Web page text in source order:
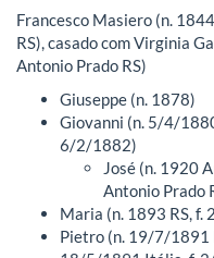
Francesco Masiero (n.
RS), casado com Virginia
Antonio Prado RS)
Giuseppe (n. 1878)
Giovanni (n. 5/4/
6/2/1882)
José (n. 1920
Antonio Prado
Maria (n. 1893 RS,
Pietro (n. 19/7/1891